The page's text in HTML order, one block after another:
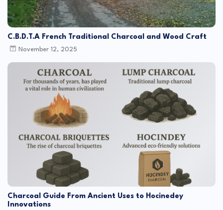
C.B.D.T.A French Traditional Charcoal and Wood Craft
November 12, 2025
Charcoal Guide From Ancient Uses to Hocinedey
Innovations